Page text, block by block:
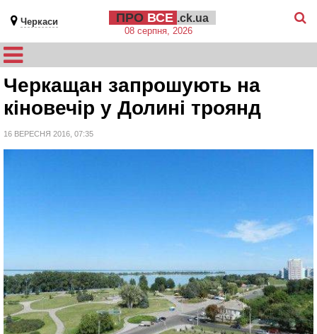
Черкаси ПРО ВСЕ .ck.ua
08 серпня, 2026
Черкащан запрошують на
кіновечір у Долині троянд
16 ВЕРЕСНЯ 2016, 07:35